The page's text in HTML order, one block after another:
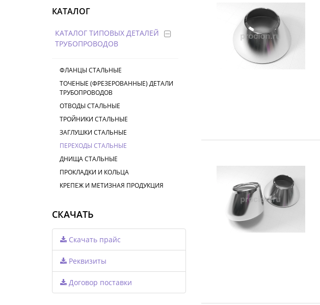
КАТАЛОГ
КАТАЛОГ ТИПОВЫХ ДЕТАЛЕЙ
ТРУБОПРОВОДОВ
ФЛАНЦЫ СТАЛЬНЫЕ
ТОЧЕНЫЕ (ФРЕЗЕРОВАННЫЕ) ДЕТАЛИ
ТРУБОПРОВОДОВ
ОТВОДЫ СТАЛЬНЫЕ
ТРОЙНИКИ СТАЛЬНЫЕ
ЗАГЛУШКИ СТАЛЬНЫЕ
ПЕРЕХОДЫ СТАЛЬНЫЕ
ДНИЩА СТАЛЬНЫЕ
ПРОКЛАДКИ И КОЛЬЦА
КРЕПЕЖ И МЕТИЗНАЯ ПРОДУКЦИЯ
СКАЧАТЬ
Скачать прайс
Реквизиты
Договор поставки